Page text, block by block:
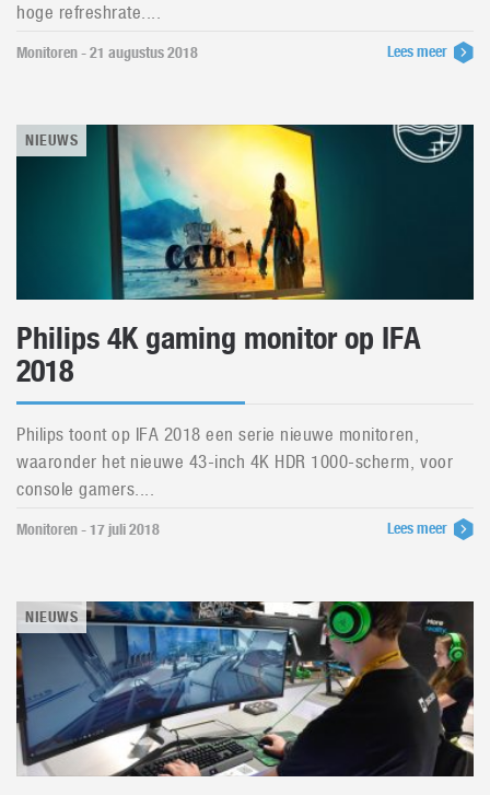
hoge refreshrate....
Monitoren - 21 augustus 2018 Lees meer
NIEUWS
Philips 4K gaming monitor op IFA
2018
Philips toont op IFA 2018 een serie nieuwe monitoren,
waaronder het nieuwe 43-inch 4K HDR 1000-scherm, voor
console gamers....
Monitoren - 17 juli 2018 Lees meer
NIEUWS